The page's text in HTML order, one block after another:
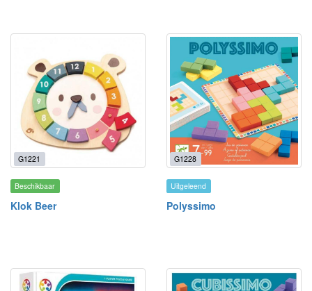
G1221
Beschikbaar
Klok Beer
G1228
Uitgeleend
Polyssimo